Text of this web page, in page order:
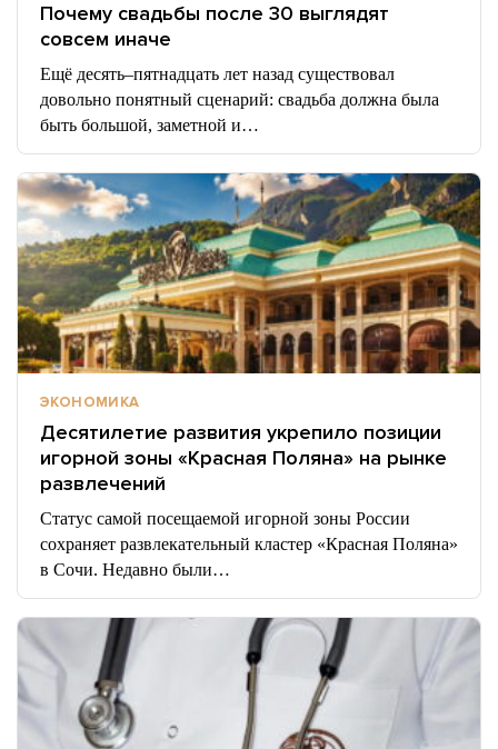
Почему свадьбы после 30 выглядят
совсем иначе
Ещё десять–пятнадцать лет назад существовал
довольно понятный сценарий: свадьба должна была
быть большой, заметной и…
ЭКОНОМИКА
Десятилетие развития укрепило позиции
игорной зоны «Красная Поляна» на рынке
развлечений
Статус самой посещаемой игорной зоны России
сохраняет развлекательный кластер «Красная Поляна»
в Сочи. Недавно были…